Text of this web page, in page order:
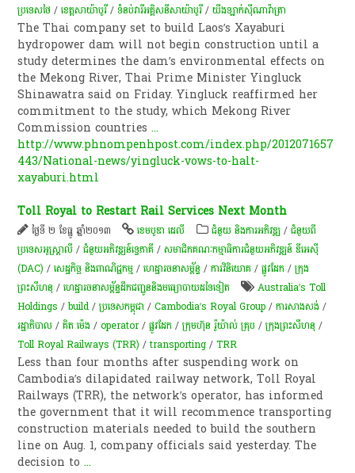
ប្រទេសថៃ /ខេត្តសាយ៉ាបូរី/ទំនប់​វា​រី​អគ្គិសនី​សា​យ៉ា​បូ​រី​/យីងឡាក់​ស៊ីណាវ៉ាត្រា
The Thai company set to build Laos’s Xayaburi
hydropower dam will not begin construction until a
study determines the dam’s environmental effects on
the Mekong River, Thai Prime Minister Yingluck
Shinawatra said on Friday. Yingluck reaffirmed her
commitment to the study, which Mekong River
Commission countries...
http://www.phnompenhpost.com/index.php/2012071657
443/National-news/yingluck-vows-to-halt-
xayaburi.html
Toll Royal to Restart Rail Services Next Month
ថ្ងៃទី ២ ខែធ្នូ ឆ្នាំ២០១៣ ខេមបូឌា ដេលី ជំនួយ និងការអភិវឌ្ឍ /ជំនួយពី
ប្រទេសអូស្ត្រាលី /ជំនួយអភិវឌ្ឍន៍ទ្វេភាគី /សមាជិកគណៈកម្មាធិការជំនួយអភិវឌ្ឍន៍ ឌីអេស៊ី
(DAC) /សេដ្ឋកិច្ច និងពាណិជ្ជកម្ម /ហេដ្ឋារចនាសម្ព័ន្ធ /ការវិនិយោគ /ផ្លូវដែក /ក្រុង
ព្រះសីហនុ /ហេដ្ឋារចនាសម្ព័ន្ធដឹកជញ្ជូននិងមធ្យោបាយដទៃទៀត
Australia’s Toll
Holdings /build /ប្រទេសកម្ពុជា /Cambodia’s Royal Group /ការសាងសង់ /
រដ្ឋាភិបាល /គិត ម៉េង /operator/ផ្លូវដែក /ក្រុមហ៊ុន រ៉ូយ៉ាល់ គ្រុប/ក្រុងព្រះសីហនុ /
Toll Royal Railways (TRR) /transporting /TRR
Less than four months after suspending work on
Cambodia’s dilapidated railway network, Toll Royal
Railways (TRR), the network’s operator, has informed
the government that it will recommence transporting
construction materials needed to build the southern
line on Aug. 1, company officials said yesterday. The
decision to...